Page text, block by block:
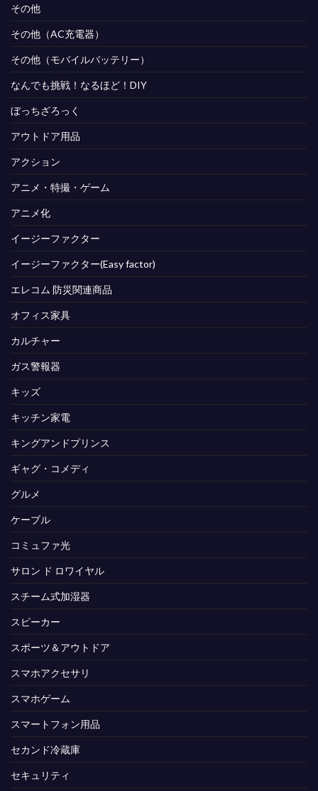
その他
その他（AC充電器）
その他（モバイルバッテリー）
なんでも挑戦！なるほど！DIY
ぼっちざろっく
アウトドア用品
アクション
アニメ・特撮・ゲーム
アニメ化
イージーファクター
イージーファクター(Easy factor)
エレコム 防災関連商品
オフィス家具
カルチャー
ガス警報器
キッズ
キッチン家電
キングアンドプリンス
ギャグ・コメディ
グルメ
ケーブル
コミュファ光
サロン ド ロワイヤル
スチーム式加湿器
スピーカー
スポーツ＆アウトドア
スマホアクセサリ
スマホゲーム
スマートフォン用品
セカンド冷蔵庫
セキュリティ